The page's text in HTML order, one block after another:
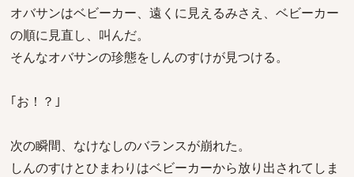
オバサンはベビーカー、遠くに見えるみさえ、ベビーカー
の順に見直し、叫んだ。
そんなオバサンの珍態をしんのすけが見つける。
｢お！？｣
次の瞬間、なけなしのバランスが崩れた。
しんのすけとひまわりはベビーカーから放り出されてしま